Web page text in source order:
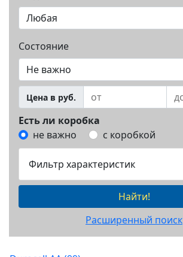
Состояние
Цена в руб.
Есть ли коробка
не важно
с коробкой
Фильтр характеристик
Найти!
Расширенный поиск